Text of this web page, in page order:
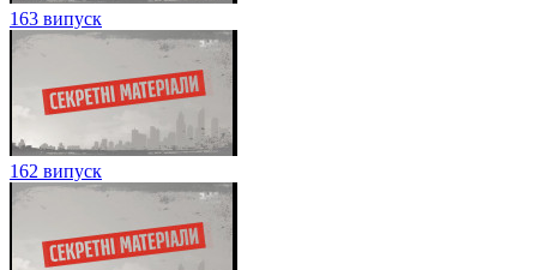
163 випуск
162 випуск